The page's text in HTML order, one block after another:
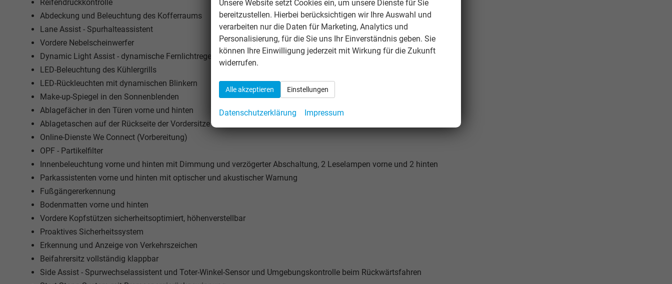
Reifendruckkontrolle
Abdeckung und Beleuchtung des Kofferraums
Lane Assist - Spurhalteassistent
Vordere Nebelscheinwerfer
Dynamic Light Assist - dynamische Fernlichtregelung mit Verkehrsschatten
LED-Beleuchtung des Kühlergrills
LED-Rückleuchten mit dynamischen Blinkern
Make-up-Spiegel in den Sonnenblenden
Ablagefächer in den Türen vorne und hinten
Ablagetaschen auf der Rückseite der Vordersitze
Online-Dienste We Connect (Vorbereitung)
OPF - Partikelfilter
Innenbeleuchtung vorne und hinten mit Dimmung und verzögerter Abschaltung, 2 Leselampen vorne und 2 hinten
Parkassistenten vorne und hinten mit optischer und akustischer Warnung
Fußgängererkennung
Bodenmatten vorne und hinten
Vordere Kopfstützen sicherheitsoptimiert, höhenverstellbar
Proaktives Sicherheitssystem
Erkennung und Anzeige von Verkehrszeichen
Beifahrersitz vollständig klappbar
Side Assist - Spurwechselassistent und Toter-Winkel-Sensor und Umgebungskontrolle beim Rückwärtsfahren
Unsere Website setzt Cookies ein, um unsere Dienste für Sie
bereitzustellen. Hierbei berücksichtigen wir Ihre Auswahl und
verarbeiten nur die Daten für Marketing, Analytics und
Personalisierung, für die Sie uns Ihr Einverständnis geben. Sie
können Ihre Einwilligung jederzeit mit Wirkung für die Zukunft
widerrufen.
Alle akzeptieren Einstellungen
Datenschutzerklärung Impressum